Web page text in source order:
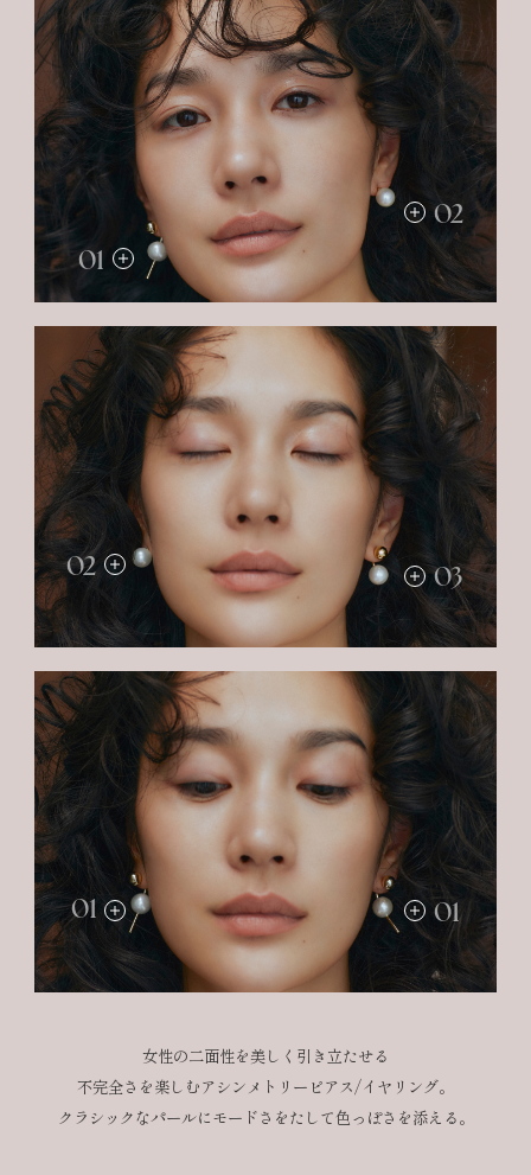
01
02
02 03
01 01
女性の二面性を美しく引き立たせる
不完全さを楽しむアシンメトリーピアス/イヤリング。
クラシックなパールにモードさをたして色っぽさを添える。